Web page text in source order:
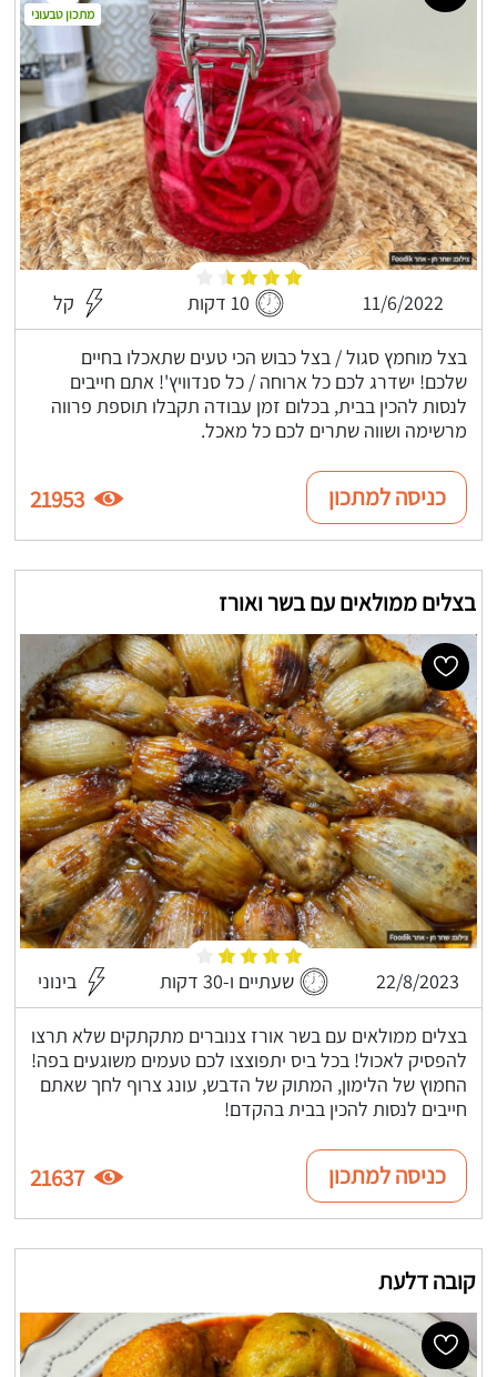
11/6/2022 10 דקות קל
בצל מוחמץ סגול / בצל כבוש הכי טעים שתאכלו בחיים
שלכם! ישדרג לכם כל ארוחה / כל סנדוויץ'! אתם חייבים
לנסות להכין בבית, בכלום זמן עבודה תקבלו תוספת פרווה
מרשימה ושווה שתרים לכם כל מאכל.
מתכון טבעוני
כניסה למתכון 21953
בצלים ממולאים עם בשר ואורז
22/8/2023 שעתיים ו-30 דקות בינוני
בצלים ממולאים עם בשר אורז צנוברים מתקתקים שלא תרצו
להפסיק לאכול! בכל ביס יתפוצצו לכם טעמים משוגעים בפה!
החמוץ של הלימון, המתוק של הדבש, עונג צרוף לחך שאתם
חייבים לנסות להכין בבית בהקדם!
כניסה למתכון 21637
קובה דלעת